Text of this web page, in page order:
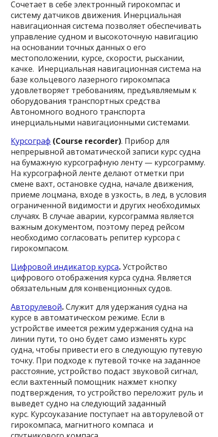
Сочетает в себе электронный гирокомпас и
систему датчиков движения. Инерциальная
навигационная система позволяет обеспечивать
управление судном и высокоточную навигацию
на основании точных данных о его
местоположении, курсе, скорости, рыскании,
качке. Инерциальная навигационная система на
базе кольцевого лазерного гирокомпаса
удовлетворяет требованиям, предъявляемым к
оборудования транспортных средства
Автономного водного транспорта
инерциальными навигационными системами.
Курсограф (Course recorder). Прибор для
непрерывной автоматической записи курс судна
на бумажную курсографную ленту — курсограмму.
На курсографной ленте делают отметки при
смене вахт, остановке судна, начале движения,
приеме лоцмана, входе в узкость, в лед, в условия
ограниченной видимости и других необходимых
случаях. В случае аварии, курсограмма является
важным документом, поэтому перед рейсом
необходимо согласовать репитер курсора с
гирокомпасом.
Цифровой индикатор курса.Устройство
цифрового отображения курса судна. Является
обязательным для конвенционных судов.
Авторулевой.Служит для удержания судна на
курсе в автоматическом режиме. Если в
устройстве имеется режим удержания судна на
линии пути, то оно будет само изменять курс
судна, чтобы привести его в следующую путевую
точку. При подходе к путевой точке на заданное
расстояние, устройство подаст звуковой сигнал,
если вахтенный помощник нажмет кнопку
подтверждения, то устройство переложит руль и
выведет судно на следующий заданный
курс. Курсоуказание поступает на авторулевой от
гирокомпаса, магнитного компаса и